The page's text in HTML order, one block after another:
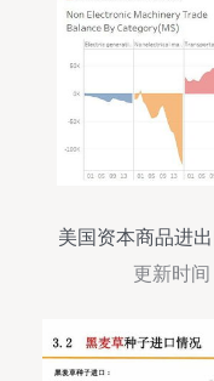
美国资本商品进
更新时